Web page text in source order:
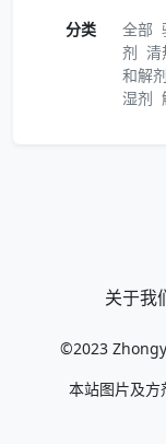
分类
全部
剂 清
和解剂
湿剂
关于我
©2023
本站图片及方